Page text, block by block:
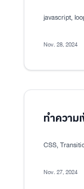
javascript,
Nov. 28, 2024
ทำความ
CSS,
Nov. 27, 2024